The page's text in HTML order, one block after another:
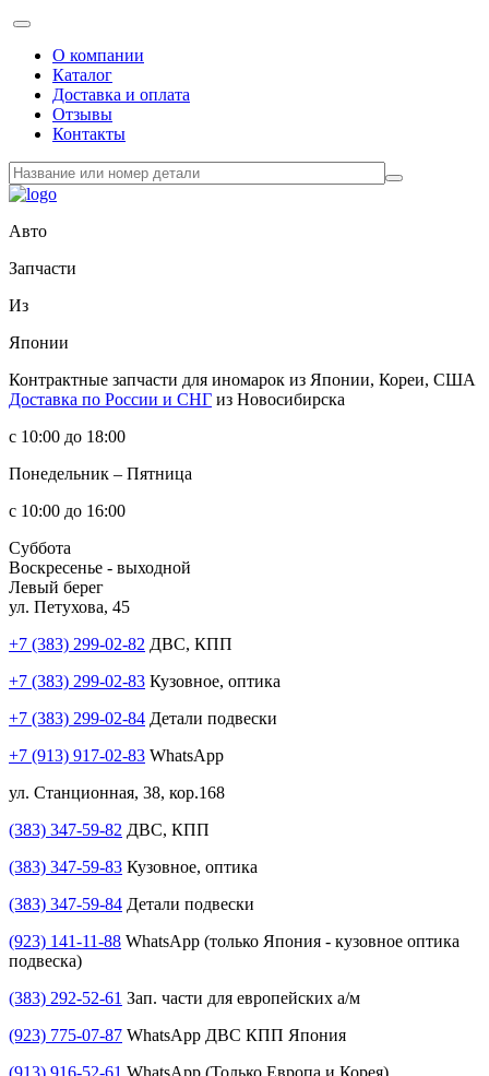
О компании
Каталог
Доставка и оплата
Отзывы
Контакты
Авто
Запчасти
Из
Японии
Контрактные запчасти для иномарок из Японии, Кореи, США
Доставка по России и СНГ из Новосибирска
с 10:00 до 18:00
Понедельник – Пятница
с 10:00 до 16:00
Суббота
Воскресенье - выходной
Левый берег
ул. Петухова, 45
+7 (383) 299-02-82 ДВС, КПП
+7 (383) 299-02-83 Кузовное, оптика
+7 (383) 299-02-84 Детали подвески
+7 (913) 917-02-83 WhatsApp
ул. Станционная, 38, кор.168
(383) 347-59-82 ДВС, КПП
(383) 347-59-83 Кузовное, оптика
(383) 347-59-84 Детали подвески
(923) 141-11-88 WhatsApp (только Япония - кузовное оптика
подвеска)
(383) 292-52-61 Зап. части для европейских а/м
(923) 775-07-87 WhatsApp ДВС КПП Япония
(913) 916-52-61 WhatsApp (Только Европа и Корея)